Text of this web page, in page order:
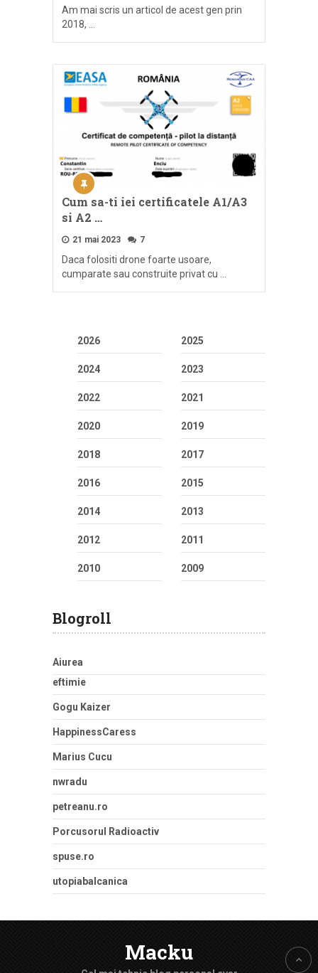
Am mai scris un articol de acest gen prin
2018, …
Cum sa-ti iei certificatele A1/A3
si A2 …
21 mai 2023 7
Daca folositi drone foarte usoare,
cumparate sau construite privat cu …
2026 2025
2024 2023
2022 2021
2020 2019
2018 2017
2016 2015
2014 2013
2012 2011
2010 2009
Blogroll
Aiurea
eftimie
Gogu Kaizer
HappinessCaress
Marius Cucu
nwradu
petreanu.ro
Porcusorul Radioactiv
spuse.ro
utopiabalcanica
Macku